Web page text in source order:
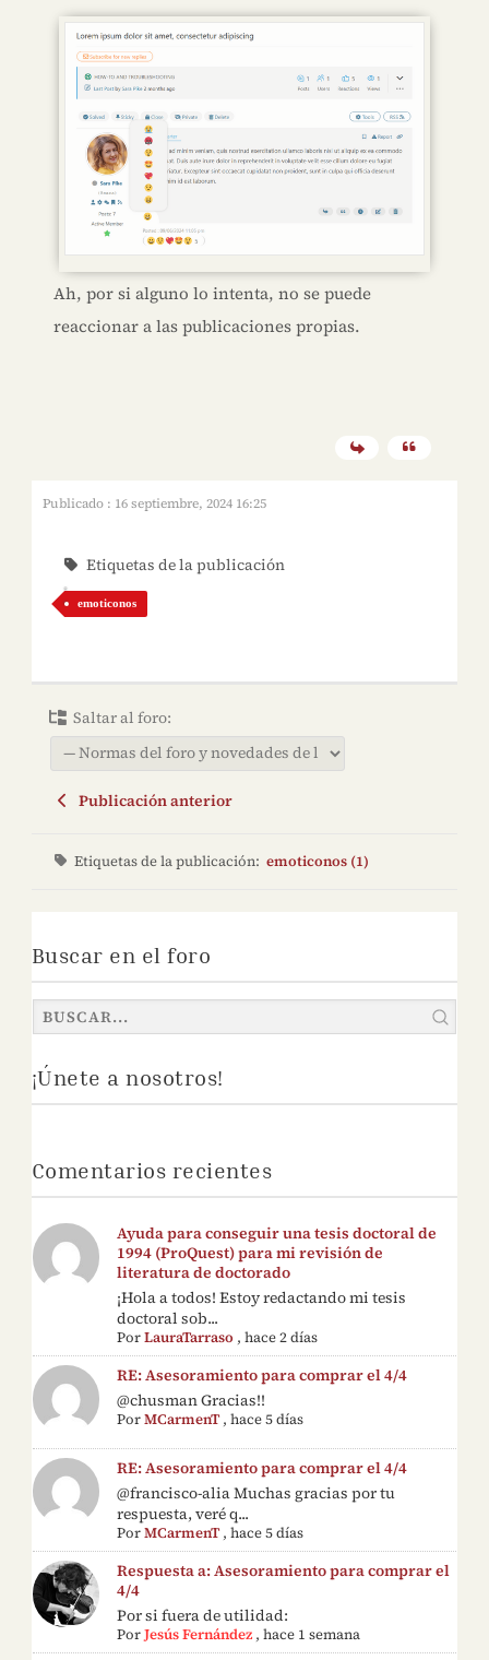
Ah, por si alguno lo intenta, no se puede
reaccionar a las publicaciones propias.
Publicado : 16 septiembre, 2024 16:25
Etiquetas de la publicación
emoticonos
Saltar al foro:
Publicación anterior
Etiquetas de la publicación:emoticonos (1)
Buscar en el foro
¡Únete a nosotros!
Comentarios recientes
Ayuda para conseguir una tesis doctoral de
1994 (ProQuest) para mi revisión de
literatura de doctorado
¡Hola a todos! Estoy redactando mi tesis
doctoral sob...
PorLauraTarraso ,hace 2 días
RE: Asesoramiento para comprar el 4/4
@chusman Gracias!!
PorMCarmenT,hace 5 días
RE: Asesoramiento para comprar el 4/4
@francisco-alia Muchas gracias por tu
respuesta, veré q...
PorMCarmenT,hace 5 días
Respuesta a: Asesoramiento para comprar el
4/4
Por si fuera de utilidad:
PorJesús Fernández ,hace 1 semana